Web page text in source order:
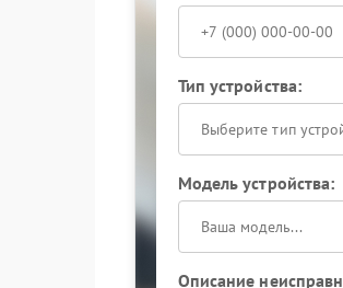
Тип устройства:
Выберите тип
Модель устройства:
Описание